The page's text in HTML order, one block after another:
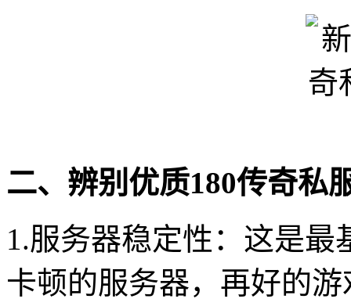
二、辨别优质180传奇私
1.服务器稳定性：这是
卡顿的服务器，再好的